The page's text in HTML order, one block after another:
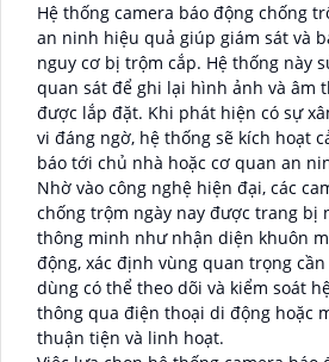
Hệ thống camera báo động chống
an ninh hiệu quả giúp giám sát và
nguy cơ bị trộm cắp. Hệ thống này
quan sát để ghi lại hình ảnh và âm
được lắp đặt. Khi phát hiện có sự
vi đáng ngờ, hệ thống sẽ kích hoạt
báo tới chủ nhà hoặc cơ quan an
Nhờ vào công nghệ hiện đại, các
chống trộm ngày nay được trang bị
thông minh như nhận diện khuôn
động, xác định vùng quan trọng
dùng có thể theo dõi và kiểm soát
thông qua điện thoại di động hoặc
thuận tiện và linh hoạt.